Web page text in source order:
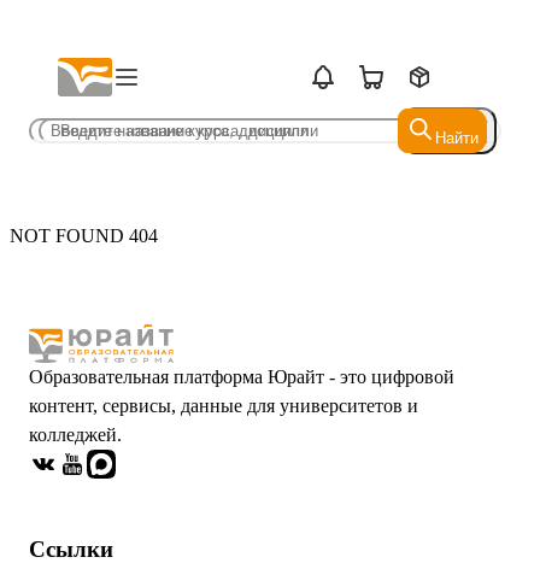
Найти
Найти
NOT FOUND 404
Образовательная платформа Юрайт - это цифровой
контент, сервисы, данные для университетов и
колледжей.
Ссылки